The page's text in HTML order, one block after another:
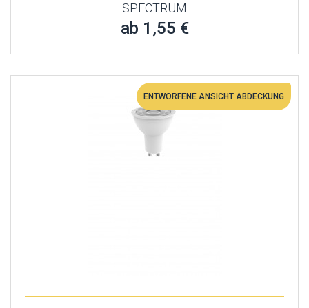
SPECTRUM
ab 1,55 €
ENTWORFENE ANSICHT ABDECKUNG